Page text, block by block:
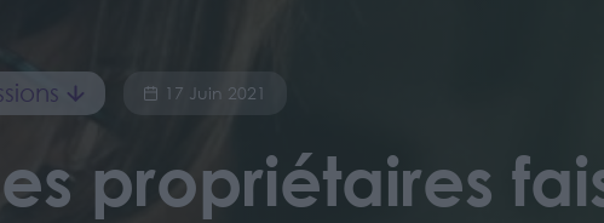
17 Juin 2021
propriétaires